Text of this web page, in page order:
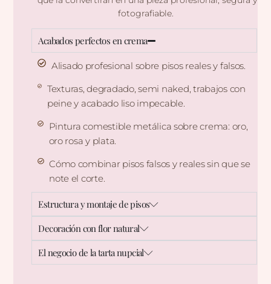
fotografiable.
Acabados perfectos en crema
Alisado profesional sobre pisos reales y falsos.
Texturas, degradado, semi naked, trabajos con
peine y acabado liso impecable.
Pintura comestible metálica sobre crema: oro,
oro rosa y plata.
Cómo combinar pisos falsos y reales sin que se
note el corte.
Estructura y montaje de pisos
Decoración con flor natural
El negocio de la tarta nupcial